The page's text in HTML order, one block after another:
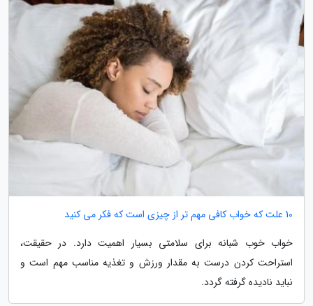
10 علت که خواب کافی مهم تر از چیزی است که فکر می کنید
خواب خوب شبانه برای سلامتی بسیار اهمیت دارد. در حقیقت،
استراحت کردن درست به مقدار ورزش و تغذیه مناسب مهم است و
نباید نادیده گرفته گردد.